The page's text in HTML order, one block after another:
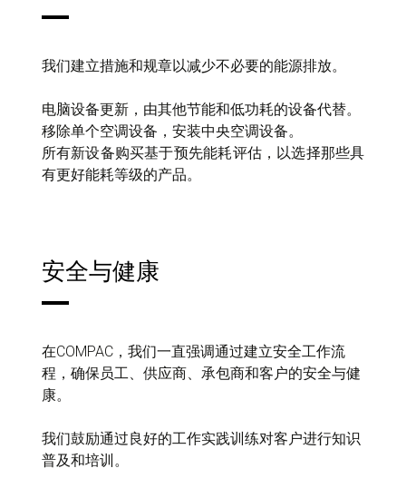
我们建立措施和规章以减少不必要的能源排放。
电脑设备更新，由其他节能和低功耗的设备代替。
移除单个空调设备，安装中央空调设备。
所有新设备购买基于预先能耗评估，以选择那些具
有更好能耗等级的产品。
安全与健康
在COMPAC，我们一直强调通过建立安全工作流
程，确保员工、供应商、承包商和客户的安全与健
康。
我们鼓励通过良好的工作实践训练对客户进行知识
普及和培训。